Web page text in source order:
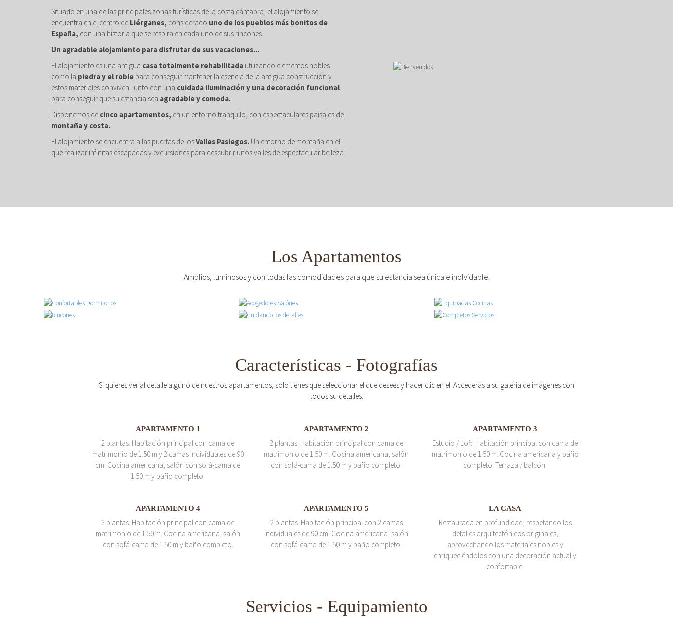
Situado en una de las principales zonas turísticas de la costa cántabra, el alojamiento se
encuentra en el centro de Liérganes, considerado uno de los pueblos más bonitos de
España, con una historia que se respira en cada uno de sus rincones.
Un agradable alojamiento para disfrutar de sus vacaciones...
El alojamiento es una antigua casa totalmente rehabilitada utilizando elementos nobles
como la piedra y el roble para conseguir mantener la esencia de la antigua construcción y
estos materiales conviven junto con una cuidada iluminación y una decoración funcional
para conseguir que su estancia sea agradable y comoda.
Disponemos de cinco apartamentos, en un entorno tranquilo, con espectaculares paisajes de
montaña y costa.
El alojamiento se encuentra a las puertas de losValles Pasiegos. Un entorno de montaña en el
que realizar infinitas escapadas y excursiones para descubrir unos valles de espectacular belleza.
Los Apartamentos
Amplios, luminosos y con todas las comodidades para que su estancia sea única e inolvidable.
Características - Fotografías
Si quieres ver al detalle alguno de nuestros apartamentos, solo tienes que seleccionar el que desees y hacer clic en el. Accederás a su galería de imágenes con
todos su detalles.
APARTAMENTO 1
2 plantas. Habitación principal con cama de
matrimonio de 1.50 m y 2 camas individuales de 90
cm. Cocina americana, salón con sofá-cama de
1.50 m y baño completo.
APARTAMENTO 2
2 plantas. Habitación principal con cama de
matrimonio de 1.50 m. Cocina americana, salón
con sofá-cama de 1.50 m y baño completo.
APARTAMENTO 3
Estudio / Loft. Habitación principal con cama de
matrimonio de 1.50 m. Cocina americana y baño
completo. Terraza / balcón.
APARTAMENTO 4
2 plantas. Habitación principal con cama de
matrimonio de 1.50 m. Cocina americana, salón
con sofá-cama de 1.50 m y baño completo.
APARTAMENTO 5
2 plantas. Habitación principal con 2 camas
individuales de 90 cm. Cocina americana, salón
con sofá-cama de 1.50 m y baño completo.
LA CASA
Restaurada en profundidad, respetando los
detalles arquitectónicos originales,
aprovechando los materiales nobles y
enriqueciéndolos con una decoración actual y
confortable.
Servicios - Equipamiento